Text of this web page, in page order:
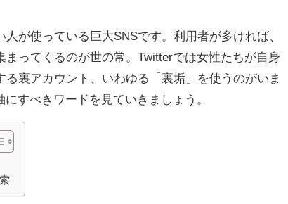
人が使っている巨大SNSです。利用者が多ければ、
ってくるのが世の常。Twitterでは女性たちが自身
裏アカウント、いわゆる「裏垢」を使うのがいま
すべきワードを見ていきましょう。